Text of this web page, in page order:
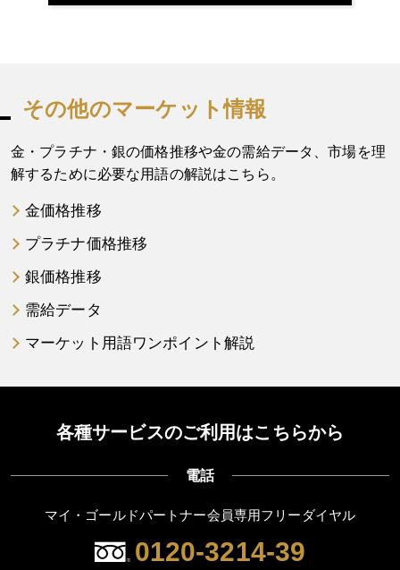
その他のマーケット情報
金・プラチナ・銀の価格推移や金の需給データ、市場を理
解するために必要な用語の解説はこちら。
金価格推移
プラチナ価格推移
銀価格推移
需給データ
マーケット用語ワンポイント解説
各種サービスのご利用はこちらから
電話
マイ・ゴールドパートナー会員専用フリーダイヤル
0120-3214-39